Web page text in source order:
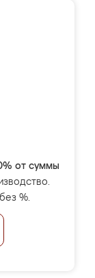
от суммы
%.